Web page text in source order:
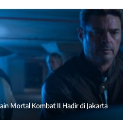
Mortal Kombat II Hadir di Jakarta